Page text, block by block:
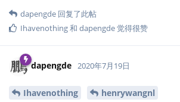
dapengde 回复了此帖
Ihavenothing和 dapengde觉得很赞
dapengde 2020年7月19日
Ihavenothing
henrywangnl